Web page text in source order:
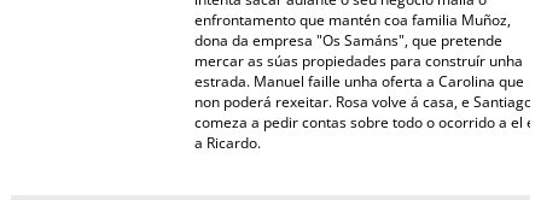
enfrontamento que mantén coa familia Muñoz,
dona da empresa "Os Samáns", que pretende
mercar as súas propiedades para construír unha
estrada. Manuel faille unha oferta a Carolina que
non poderá rexeitar. Rosa volve á casa, e Santiago
comeza a pedir contas sobre todo o ocorrido a el e
a Ricardo.